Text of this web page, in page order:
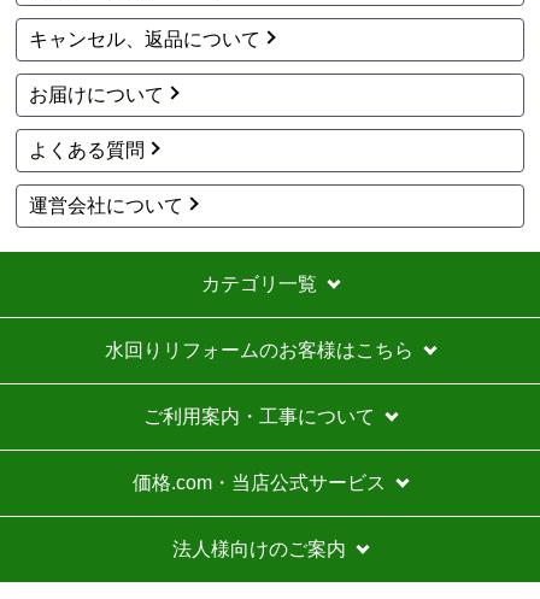
キャンセル、返品について
お届けについて
よくある質問
運営会社について
カテゴリ一覧
水回りリフォームのお客様はこちら
ご利用案内・工事について
価格.com・当店公式サービス
法人様向けのご案内